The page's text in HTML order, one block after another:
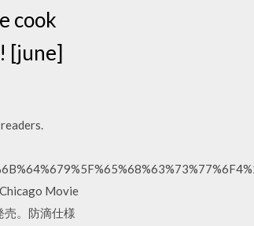
cook
[june]
Movie
。防滴仕様